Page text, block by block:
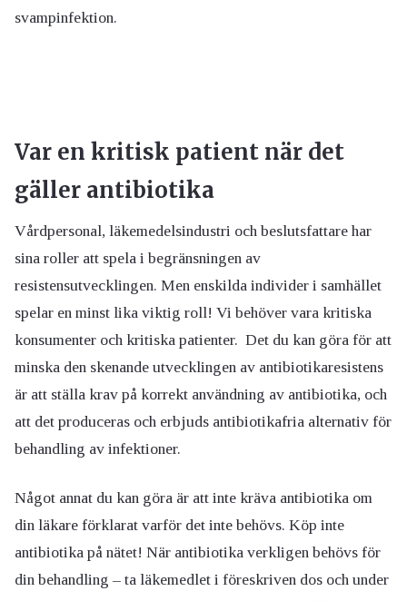
svampinfektion.
Var en kritisk patient när det
gäller antibiotika
Vårdpersonal, läkemedelsindustri och beslutsfattare har
sina roller att spela i begränsningen av
resistensutvecklingen. Men enskilda individer i samhället
spelar en minst lika viktig roll! Vi behöver vara kritiska
konsumenter och kritiska patienter. Det du kan göra för att
minska den skenande utvecklingen av antibiotikaresistens
är att ställa krav på korrekt användning av antibiotika, och
att det produceras och erbjuds antibiotikafria alternativ för
behandling av infektioner.
Något annat du kan göra är att inte kräva antibiotika om
din läkare förklarat varför det inte behövs. Köp inte
antibiotika på nätet! När antibiotika verkligen behövs för
din behandling – ta läkemedlet i föreskriven dos och under